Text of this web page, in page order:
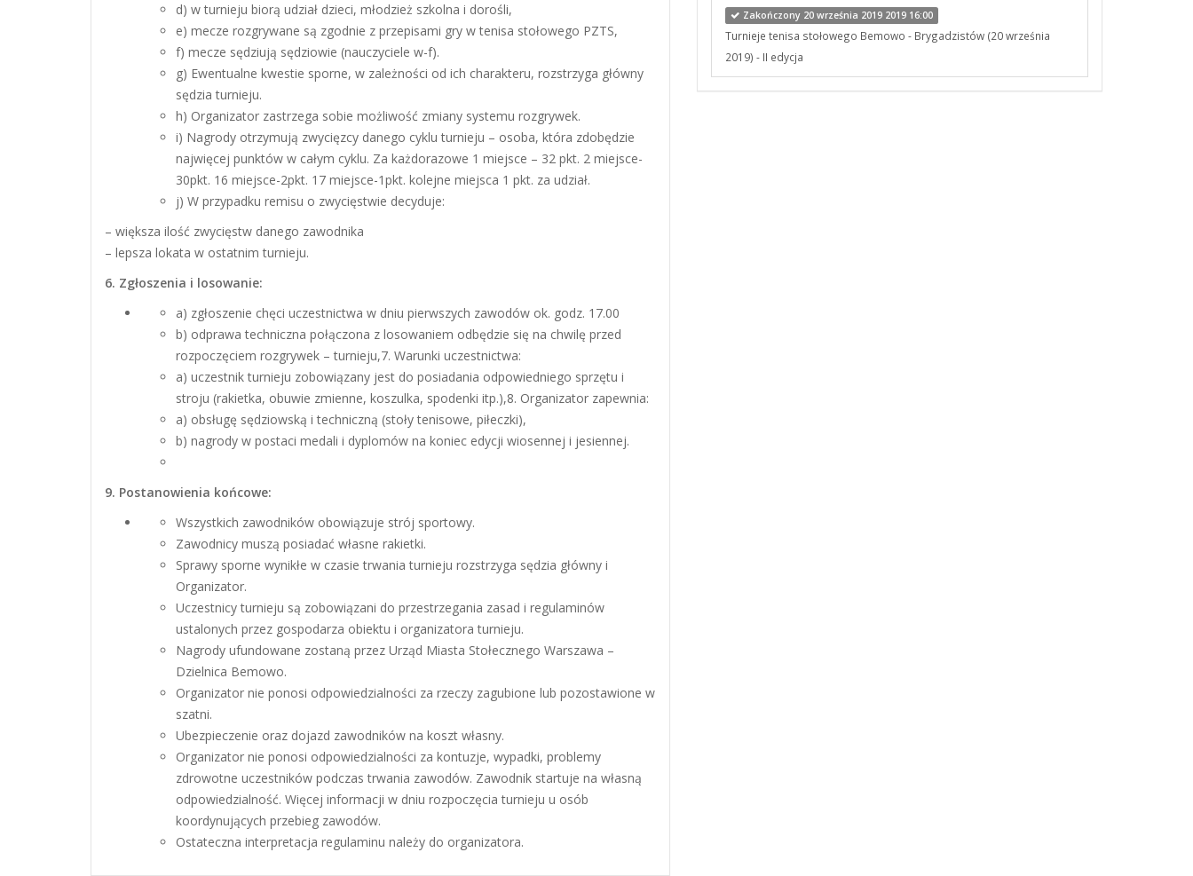
d) w turnieju biorą udział dzieci, młodzież szkolna i dorośli,
e) mecze rozgrywane są zgodnie z przepisami gry w tenisa stołowego PZTS,
f) mecze sędziują sędziowie (nauczyciele w-f).
g) Ewentualne kwestie sporne, w zależności od ich charakteru, rozstrzyga główny
sędzia turnieju.
h) Organizator zastrzega sobie możliwość zmiany systemu rozgrywek.
i) Nagrody otrzymują zwycięzcy danego cyklu turnieju – osoba, która zdobędzie
najwięcej punktów w całym cyklu. Za każdorazowe 1 miejsce – 32 pkt. 2 miejsce-
30pkt. 16 miejsce-2pkt. 17 miejsce-1pkt. kolejne miejsca 1 pkt. za udział.
j) W przypadku remisu o zwycięstwie decyduje:
– większa ilość zwycięstw danego zawodnika
– lepsza lokata w ostatnim turnieju.
6. Zgłoszenia i losowanie:
a) zgłoszenie chęci uczestnictwa w dniu pierwszych zawodów ok. godz. 17.00
b) odprawa techniczna połączona z losowaniem odbędzie się na chwilę przed
rozpoczęciem rozgrywek – turnieju,7. Warunki uczestnictwa:
a) uczestnik turnieju zobowiązany jest do posiadania odpowiedniego sprzętu i
stroju (rakietka, obuwie zmienne, koszulka, spodenki itp.),8. Organizator zapewnia:
a) obsługę sędziowską i techniczną (stoły tenisowe, piłeczki),
b) nagrody w postaci medali i dyplomów na koniec edycji wiosennej i jesiennej.
9. Postanowienia końcowe:
Wszystkich zawodników obowiązuje strój sportowy.
Zawodnicy muszą posiadać własne rakietki.
Sprawy sporne wynikłe w czasie trwania turnieju rozstrzyga sędzia główny i
Organizator.
Uczestnicy turnieju są zobowiązani do przestrzegania zasad i regulaminów
ustalonych przez gospodarza obiektu i organizatora turnieju.
Nagrody ufundowane zostaną przez Urząd Miasta Stołecznego Warszawa –
Dzielnica Bemowo.
Organizator nie ponosi odpowiedzialności za rzeczy zagubione lub pozostawione w
szatni.
Ubezpieczenie oraz dojazd zawodników na koszt własny.
Organizator nie ponosi odpowiedzialności za kontuzje, wypadki, problemy
zdrowotne uczestników podczas trwania zawodów. Zawodnik startuje na własną
odpowiedzialność. Więcej informacji w dniu rozpoczęcia turnieju u osób
koordynujących przebieg zawodów.
Ostateczna interpretacja regulaminu należy do organizatora.
Zakończony 20 września 2019 2019 16:00
Turnieje tenisa stołowego Bemowo - Brygadzistów (20 września
2019) - II edycja